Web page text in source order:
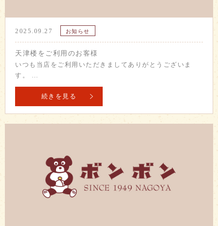
2025.09.27 お知らせ
天津楼をご利用のお客様
いつも当店をご利用いただきましてありがとうございま
す。 …
続きを見る